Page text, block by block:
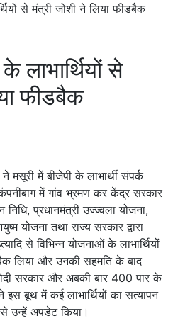
से मंत्री जोशी ने लिया फीडबैक
लाभार्थियों से
फीडबैक
मसूरी में बीजेपी के लाभार्थी संपर्क
में गांव भ्रमण कर केंद्र सरकार
निधि, प्रधानमंत्री उज्ज्वला योजना,
योजना तथा राज्य सरकार द्वारा
से विभिन्न योजनाओं के लाभार्थियों
लिया और उनकी सहमति के बाद
सरकार और अबकी बार 400 पार के
इस बूथ में कई लाभार्थियों का सत्यापन
उन्हें अपडेट किया।